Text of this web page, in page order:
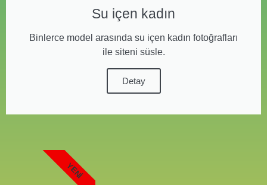
Su içen kadın
Binlerce model arasında su içen kadın fotoğrafları
ile siteni süsle.
Detay
YENI